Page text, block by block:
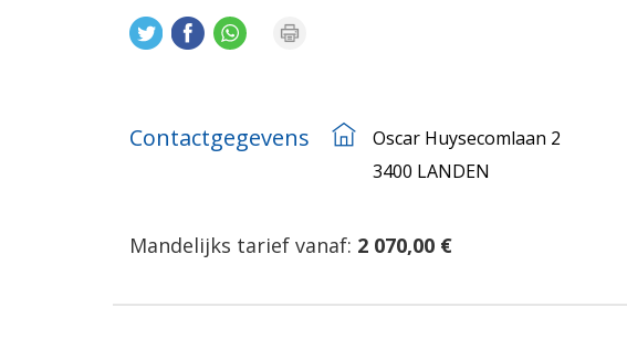
Contactgegevens
Oscar Huysecomlaan 2
3400 LANDEN
Mandelijks tarief vanaf: 2 070,00 €